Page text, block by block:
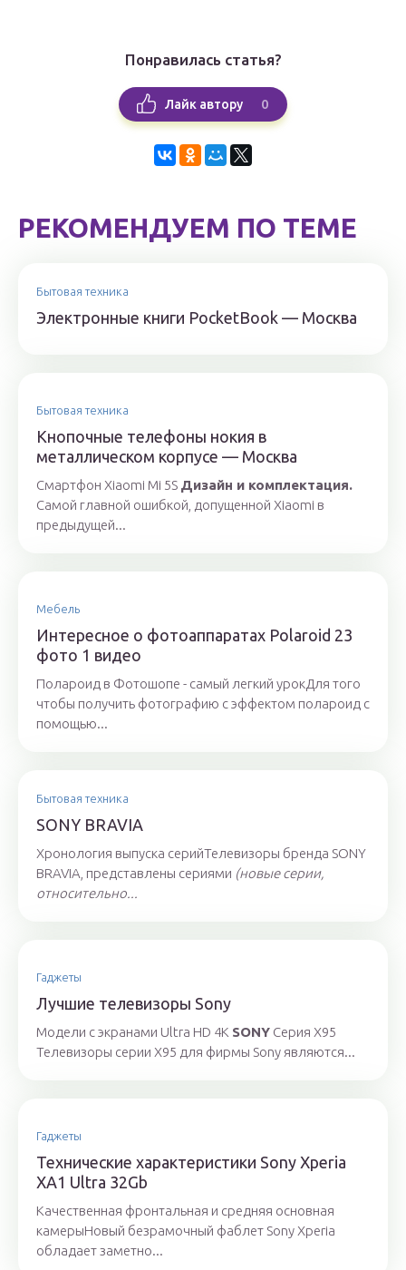
Понравилась статья?
Лайк автору 0
РЕКОМЕНДУЕМ ПО ТЕМЕ
Бытовая техника
Электронные книги PocketBook — Москва
Бытовая техника
Кнопочные телефоны нокия в
металлическом корпусе — Москва
Смартфон Xiaomi Mi 5S Дизайн и комплектация.
Самой главной ошибкой, допущенной Xiaomi в
предыдущей...
Мебель
Интересное о фотоаппаратах Polaroid 23
фото 1 видео
Полароид в Фотошопе - самый легкий урокДля того
чтобы получить фотографию с эффектом полароид с
помощью...
Бытовая техника
SONY BRAVIA
Хронология выпуска серийТелевизоры бренда SONY
BRAVIA, представлены сериями (новые серии,
относительно...
Гаджеты
Лучшие телевизоры Sony
Модели с экранами Ultra HD 4К SONY Серия Х95
Телевизоры серии Х95 для фирмы Sony являются...
Гаджеты
Технические характеристики Sony Xperia
XA1 Ultra 32Gb
Качественная фронтальная и средняя основная
камерыНовый безрамочный фаблет Sony Xperia
обладает заметно...